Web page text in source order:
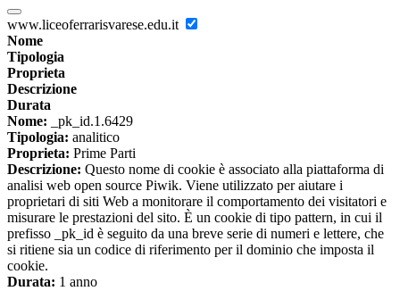
www.liceoferrarisvarese.edu.it
Nome
Tipologia
Proprieta
Descrizione
Durata
Nome: _pk_id.1.6429
Tipologia: analitico
Proprieta: Prime Parti
Descrizione: Questo nome di cookie è associato alla piattaforma di
analisi web open source Piwik. Viene utilizzato per aiutare i
proprietari di siti Web a monitorare il comportamento dei visitatori e
misurare le prestazioni del sito. È un cookie di tipo pattern, in cui il
prefisso _pk_id è seguito da una breve serie di numeri e lettere, che
si ritiene sia un codice di riferimento per il dominio che imposta il
cookie.
Durata: 1 anno